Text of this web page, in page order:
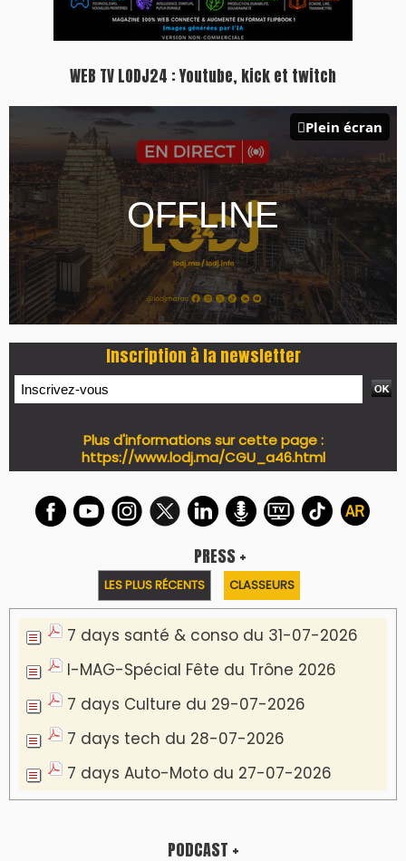
WEB TV LODJ24 : Youtube, kick et twitch
Plein écran
Inscription à la newsletter
Plus d'informations sur cette page :
https://www.lodj.ma/CGU_a46.html
PRESS +
LES PLUS RÉCENTS CLASSEURS
7 days santé & conso du 31-07-2026
I-MAG-Spécial Fête du Trône 2026
7 days Culture du 29-07-2026
7 days tech du 28-07-2026
7 days Auto-Moto du 27-07-2026
PODCAST +